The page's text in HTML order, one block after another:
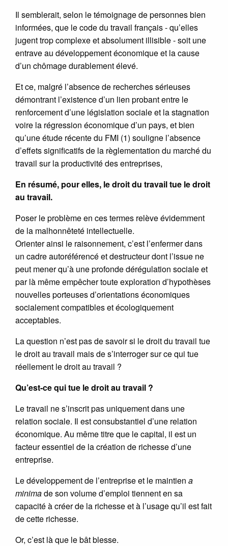
Il semblerait, selon le témoignage de personnes bien
informées, que le code du travail français - qu’elles
jugent trop complexe et absolument illisible - soit une
entrave au développement économique et la cause
d’un chômage durablement élevé.
Et ce, malgré l’absence de recherches sérieuses
démontrant l’existence d’un lien probant entre le
renforcement d’une législation sociale et la stagnation
voire la régression économique d’un pays, et bien
qu’une étude récente du FMI (1) souligne l’absence
d’effets significatifs de la règlementation du marché du
travail sur la productivité des entreprises,
En résumé, pour elles, le droit du travail tue le droit
au travail.
Poser le problème en ces termes relève évidemment
de la malhonnêteté intellectuelle.
Orienter ainsi le raisonnement, c’est l’enfermer dans
un cadre autoréférencé et destructeur dont l’issue ne
peut mener qu’à une profonde dérégulation sociale et
par là même empêcher toute exploration d’hypothèses
nouvelles porteuses d’orientations économiques
socialement compatibles et écologiquement
acceptables.
La question n’est pas de savoir si le droit du travail tue
le droit au travail mais de s’interroger sur ce qui tue
réellement le droit au travail ?
Qu’est-ce qui tue le droit au travail ?
Le travail ne s’inscrit pas uniquement dans une
relation sociale. Il est consubstantiel d’une relation
économique. Au même titre que le capital, il est un
facteur essentiel de la création de richesse d’une
entreprise.
Le développement de l’entreprise et le maintien a
minimade son volume d’emploi tiennent en sa
capacité à créer de la richesse et à l’usage qu’il est fait
de cette richesse.
Or, c’est là que le bât blesse.